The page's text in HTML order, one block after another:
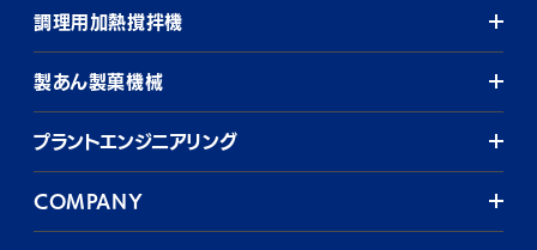
調理用加熱撹拌機
製あん製菓機械
プラントエンジニアリング
COMPANY